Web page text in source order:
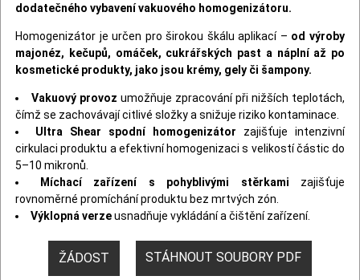
dodatečného vybavení vakuového homogenizátoru.
Homogenizátor je určen pro širokou škálu aplikací – od výroby
majonéz, kečupů, omáček, cukrářských past a náplní až po
kosmetické produkty, jako jsou krémy, gely či šampony.
Vakuový provoz umožňuje zpracování při nižších teplotách,
čímž se zachovávají citlivé složky a snižuje riziko kontaminace.
Ultra Shear spodní homogenizátor zajišťuje intenzivní
cirkulaci produktu a efektivní homogenizaci s velikostí částic do
5–10 mikronů.
Míchací zařízení s pohyblivými stěrkami zajišťuje
rovnoměrné promíchání produktu bez mrtvých zón.
Výklopná verzeusnadňuje vykládání a čištění zařízení.
ŽÁDOST STÁHNOUT SOUBORY PDF